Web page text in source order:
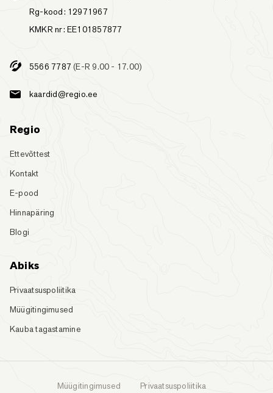
Rg-kood: 12971967
KMKR nr: EE101857877
5566 7787 (E-R 9.00 - 17.00)
kaardid@regio.ee
Regio
Ettevõttest
Kontakt
E-pood
Hinnapäring
Blogi
Abiks
Privaatsuspoliitika
Müügitingimused
Kauba tagastamine
Müügitingimused Privaatsuspoliitika